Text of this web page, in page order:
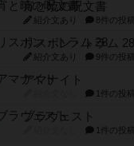
宵と暁の呪文書
紹介文あり 8件の投稿
リスボン・トラム 28
紹介文あり 9件の投稿
アマナイト
1件の投稿
ブラヴェスト
1件の投稿